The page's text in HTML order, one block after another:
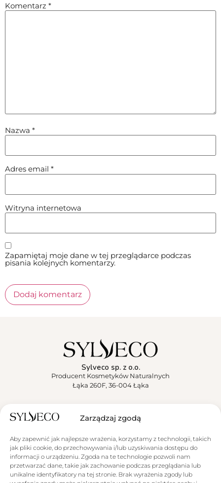
Zarządzaj zgodą
Aby zapewnić jak najlepsze wrażenia, korzystamy z technologii, takich
jak pliki cookie, do przechowywania i/lub uzyskiwania dostępu do
informacji o urządzeniu. Zgoda na te technologie pozwoli nam
przetwarzać dane, takie jak zachowanie podczas przeglądania lub
unikalne identyfikatory na tej stronie. Brak wyrażenia zgody lub
Komentarz *
Nazwa *
Adres email *
Witryna internetowa
Zapamiętaj moje dane w tej przeglądarce podczas
pisania kolejnych komentarzy.
Sylveco sp. z o.o.
Producent Kosmetyków Naturalnych
Łąka 260F, 36-004 Łąka
Sylveco
Aktualności
Obsługa klienta